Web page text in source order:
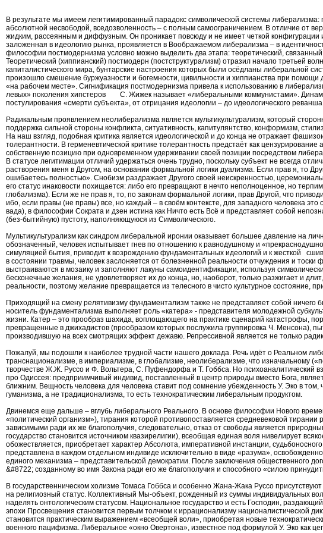
В результате мы имеем легитимированный парадокс символической системы либерализма:
абсолютной несвободой, вседозволенность – с полным самоограничением. В отличие от
жидким, рассеянным и диффузным. Он проникает повсюду и не имеет четкой конфигурации
заложенная в идеологию рынка, проявляется в Воображаемом либерализма – в
философии постмодернизма условно можно выделить два этапа: теоретический,
Теоретический (хиппианский) постмодерн (постструктурализм) отразил начало третьей
капиталистического мира, бунтарские настроения которых были осёдланы либеральной
произошло смешение буржуазности и богемности, цивильности и хиппианства при помощи
«на рабочем месте». Сигнификация постмодернизма привела к использованию в
левых» поколения хипстеров С. Жижек называет «либеральными коммунистами».
постулирования «смерти субъекта», от отрицания идеологии – до идеологического
Радикальным проявлением неолиберализма является мультикультурализм, который
поддержка сильной стороны конфликта, ситуативность, капитулянтство, конформизм,
На наш взгляд, подобная критика является идеологической и до конца не отражает
толерантности. В герменевтической критике толерантность предстаёт как
собственную позицию при одновременном удерживании своей позиции посредством
В статусе легитимации отличий удержаться очень трудно, поскольку субъект не всегда
растворения меня в Другом, на основании формальной логики дуализма. Если прав я, то
ошибаетесь полностью». Снобизм раздражает Другого своей неискренностью,
его статус инаковости похищается: либо его превращают в нечто неполноценное, но
глобализма). Если же не прав я, то, по законам формальной логики, прав Другой, что
ибо, если правы (не правы) все, но каждый – в своём контексте, для западного человека
вада), в философии Сократа и дзен истина как Ничто есть Всё и представляет собой
(без-бытийную) пустоту, наполняющуюся из Символического.
Мультикультурализм как синдром либеральной иронии оказывает большее давление на
обозначенный, человек испытывает гнев по отношению к равнодушному и
симуляцией бытия, приводит к возрождению фундаментальных идеологий и к жесткой
в состоянии травмы, человек заслоняется от болезненной реальности отчуждения и
выстраиваются в мозаику и заполняют лакуны самоидентификации, используя
бесконечные желания, не удовлетворяет их до конца, но, наоборот, только разжигает и
реальности, поэтому желание превращается из телесного в чисто культурное состояние,
Приходящий на смену релятивизму фундаментализм также не представляет собой
носитель фундаментализма выполняет роль «катера» - представителя молодежной
жизни. Катер – это прообраз шахида, воплощающего на практике сценарий катастрофы,
превращенные в джихадистов (прообразом которых послужила группировка Ч. Менсона),
производившую на всех смотрящих эффект дежавю. Репрессивной является не только
Пожалуй, мы подошли к наиболее трудной части нашего доклада. Речь идёт о Реальном
транснационализме, в империализме, в глобализме, неолиберализме, что изначальному
творчестве Ж.Ж. Руссо и Ф. Вольтера, С. Пуфендорфа и Т. Гоббса. Но психоаналитический
про Одиссея: предприимчивый индивид, поставленный в центр природы вместо Бога,
ближним. Вещность человека для человека ставит под сомнение убежденность У. Эко в
гуманизма, а не традиционализма, то есть технократическим либеральным продуктом.
Двинемся еще дальше – вглубь либерального Реального. В основе философии Нового
«политический организм»), тирания которой противопоставляется средневековой
зависимыми ради их же благополучия, следовательно, отказ от свободы является
государство становится источником квазирелигии), всеобщая единая воля нивелирует
обожествляется, приобретает характер Абсолюта, императивной инстанции,
представлена в каждом отдельном индивиде исключительно в виде «разума»,
единого механизма – представительской демократии. После заключения общественного
&#8722; созданному во имя Закона ради его же благополучия и способного «силою
В государственническом холизме Томаса Гоббса и особенно Жана-Жака Руссо
на религиозный статус. Коллективный Мы-объект, рожденный из суммы индивидуальных
наделять онтологическим статусом. Национальное государство и есть Господин,
эпохи Просвещения становится первым толчком к иррационализму националистической
становится практическим выражением «всеобщей воли», приобретая новые
военного пацифизма. Либеральное «окно Овертона», известное под формулой У. Эко как